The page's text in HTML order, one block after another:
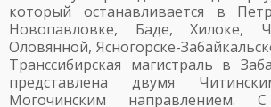
который останавливается в
Новопавловке, Баде, Хилоке,
Оловянной, Ясногорске-
Транссибирская магистраль в
представлена двумя
Могочинским направлением. С